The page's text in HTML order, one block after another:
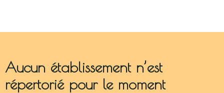
Aucun établissement n’est
répertorié pour le moment